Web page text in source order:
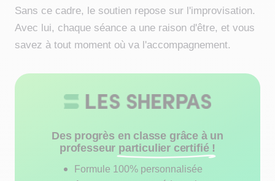
Sans ce cadre, le soutien repose sur l'improvisation.
Avec lui, chaque séance a une raison d'être, et vous
savez à tout moment où va l'accompagnement.
Des progrès en classe grâce à un
professeur particulier certifié !
Formule 100% personnalisée